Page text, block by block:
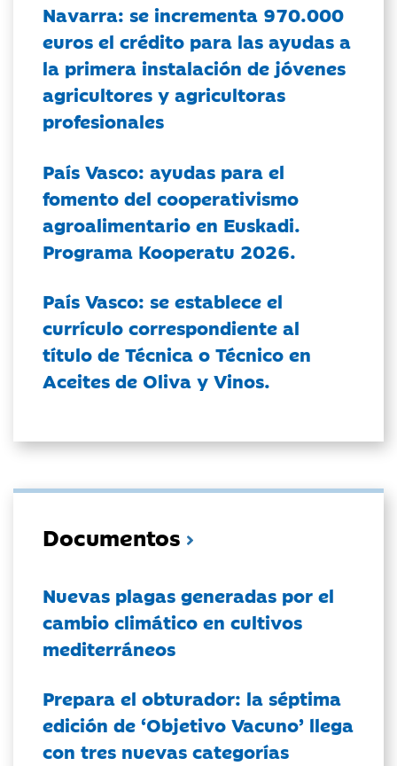
Navarra: se incrementa 970.000
euros el crédito para las ayudas a
la primera instalación de jóvenes
agricultores y agricultoras
profesionales
País Vasco: ayudas para el
fomento del cooperativismo
agroalimentario en Euskadi.
Programa Kooperatu 2026.
País Vasco: se establece el
currículo correspondiente al
título de Técnica o Técnico en
Aceites de Oliva y Vinos.
Documentos
Nuevas plagas generadas por el
cambio climático en cultivos
mediterráneos
Prepara el obturador: la séptima
edición de ‘Objetivo Vacuno’ llega
con tres nuevas categorías